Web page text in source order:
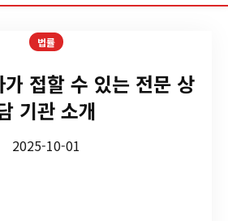
법률
접할 수 있는 전문 상
기관 소개
2025-10-01